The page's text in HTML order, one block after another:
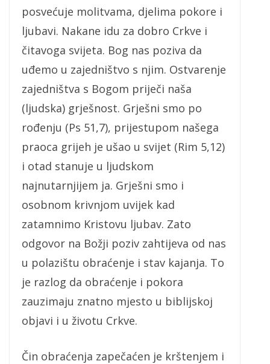
posvećuje molitvama, djelima pokore i
ljubavi. Nakane idu za dobro Crkve i
čitavoga svijeta. Bog nas poziva da
uđemo u zajedništvo s njim. Ostvarenje
zajedništva s Bogom priječi naša
(ljudska) grješnost. Grješni smo po
rođenju (Ps 51,7), prijestupom našega
praoca grijeh je ušao u svijet (Rim 5,12)
i otad stanuje u ljudskom
najnutarnjijem ja. Grješni smo i
osobnom krivnjom uvijek kad
zatamnimo Kristovu ljubav. Zato
odgovor na Božji poziv zahtijeva od nas
u polazištu obraćenje i stav kajanja. To
je razlog da obraćenje i pokora
zauzimaju znatno mjesto u biblijskoj
objavi i u životu Crkve.
Čin obraćenja zapečaćen je krštenjem i